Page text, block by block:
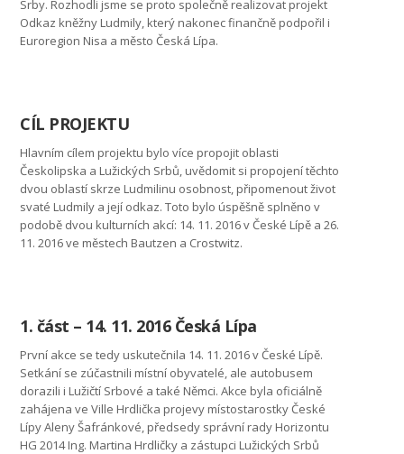
Srby. Rozhodli jsme se proto společně realizovat projekt
Odkaz kněžny Ludmily, který nakonec finančně podpořil i
Euroregion Nisa a město Česká Lípa.
CÍL PROJEKTU
Hlavním cílem projektu bylo více propojit oblasti
Českolipska a Lužických Srbů, uvědomit si propojení těchto
dvou oblastí skrze Ludmilinu osobnost, připomenout život
svaté Ludmily a její odkaz. Toto bylo úspěšně splněno v
podobě dvou kulturních akcí: 14. 11. 2016 v České Lípě a 26.
11. 2016 ve městech Bautzen a Crostwitz.
1. část – 14. 11. 2016 Česká Lípa
První akce se tedy uskutečnila 14. 11. 2016 v České Lípě.
Setkání se zúčastnili místní obyvatelé, ale autobusem
dorazili i Lužičtí Srbové a také Němci. Akce byla oficiálně
zahájena ve Ville Hrdlička projevy místostarostky České
Lípy Aleny Šafránkové, předsedy správní rady Horizontu
HG 2014 Ing. Martina Hrdličky a zástupci Lužických Srbů